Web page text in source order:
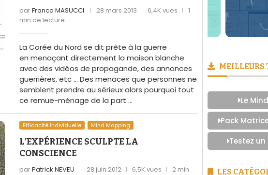
parFranco MASUCCI 28 mars 2013 6,4K vues
1
min de lecture
La Corée du Nord se dit prête à la guerre
en menaçant directement la maison blanche
avec des vidéos de propagande, des annonces
guerrières, etc … Des menaces que personnes ne
semblent prendre au sérieux alors pourquoi tout
ce remue-ménage de la part …
Efficacité Individuelle Mind Mapping
L’EXPÉRIENCE SCULPTE LA
CONSCIENCE
parPatrick NEVEU 28 juin 2012 6,5K vues
2 min
MEILLEURS
Le
Pack
Testez
LES